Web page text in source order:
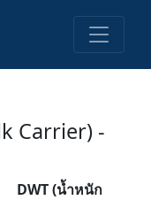
Carrier) -
DWT (น้ำหนัก